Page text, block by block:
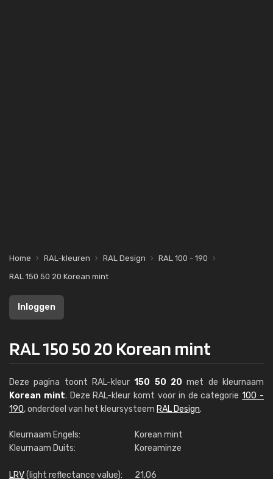
Home RAL-kleuren RAL Design
RAL 100 - 190
RAL 150 50 20 Korean mint
Inloggen
RAL 150 50 20 Korean mint
Deze pagina toont RAL-kleur150 50 20 met de kleurnaam
Korean mint. Deze RAL-kleur komt voor in de categorie100 -
190, onderdeel van het kleursysteem RAL Design.
Kleurnaam Engels:
Korean mint
Kleurnaam Duits:
Koreaminze
LRV(light reflectance value): 21,06